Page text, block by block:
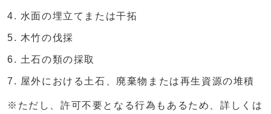
水面の埋立てまたは干拓
木竹の伐採
土石の類の採取
屋外における土石、廃棄物または再生資源の堆積
※ただし、許可不要となる行為もあるため、詳しくは